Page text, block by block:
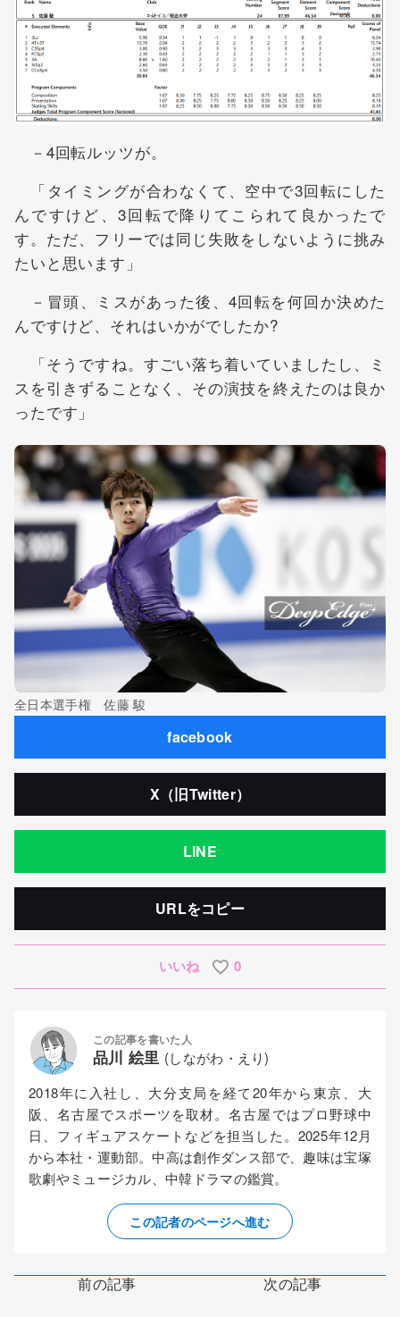
－4回転ルッツが。
「タイミングが合わなくて、空中で3回転にした
んですけど、3回転で降りてこられて良かったで
す。ただ、フリーでは同じ失敗をしないように挑み
たいと思います」
－冒頭、ミスがあった後、4回転を何回か決めた
んですけど、それはいかがでしたか?
「そうですね。すごい落ち着いていましたし、ミ
スを引きずることなく、その演技を終えたのは良か
ったです」
全日本選手権 佐藤 駿
facebook
X（旧Twitter）
LINE
URLをコピー
いいね 0
この記事を書いた人
品川 絵里 (しながわ・えり)
2018年に入社し、大分支局を経て20年から東京、大
阪、名古屋でスポーツを取材。名古屋ではプロ野球中
日、フィギュアスケートなどを担当した。2025年12月
から本社・運動部。中高は創作ダンス部で、趣味は宝塚
歌劇やミュージカル、中韓ドラマの鑑賞。
この記者のページへ進む
前の記事 次の記事